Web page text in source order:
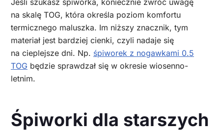
Jeśli szukasz śpiworka, koniecznie zwróć uwagę
na skalę TOG, która określa poziom komfortu
termicznego maluszka. Im niższy znacznik, tym
materiał jest bardziej cienki, czyli nadaje się
na cieplejsze dni. Np. śpiworek z nogawkami 0.5
TOG będzie sprawdzał się w okresie wiosenno-
letnim.
Śpiworki dla starszych